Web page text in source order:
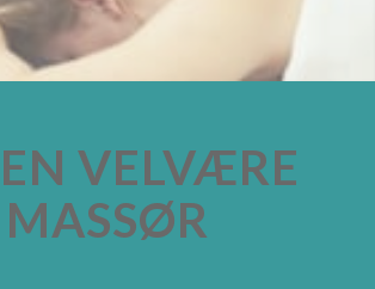
VELVÆRE
MASSØR